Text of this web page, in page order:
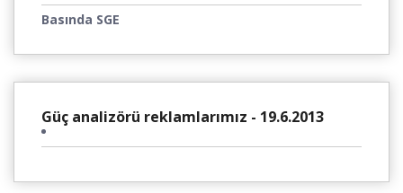
Basında SGE
Güç analizörü reklamlarımız - 19.6.2013